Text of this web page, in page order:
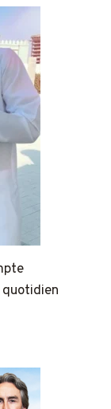
quotidien